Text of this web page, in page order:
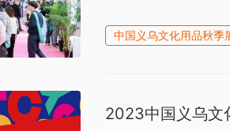
中国义乌文化用品秋季
2023中国义乌文